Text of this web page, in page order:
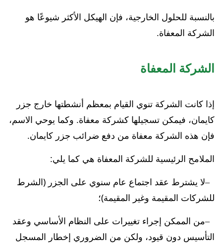
بالنسبة للحلول الخارجية، فإن الهيكل الأكثر شيوعًا هو
الشركة المعفاة.
الشركة المعفاة
إذا كانت الشركة تنوي القيام بمعظم أنشطتها خارج جزر
كايمان، فيمكن تسجيلها كشركة معفاة. وكما يوحي الاسم،
فإن هذه الشركة معفاة من دفع ضرائب جزر كايمان.
الملامح الرئيسية للشركة المعفاة هي كما يلي:
لا يشترط عقد اجتماع عام سنوي على الجزر (الشرط
للشركات المقيمة وغير المقيمة)؛
من الممكن إجراء تغييرات على النظام الأساسي وعقد
التأسيس دون قيود، ولكن من الضروري إخطار المسجل